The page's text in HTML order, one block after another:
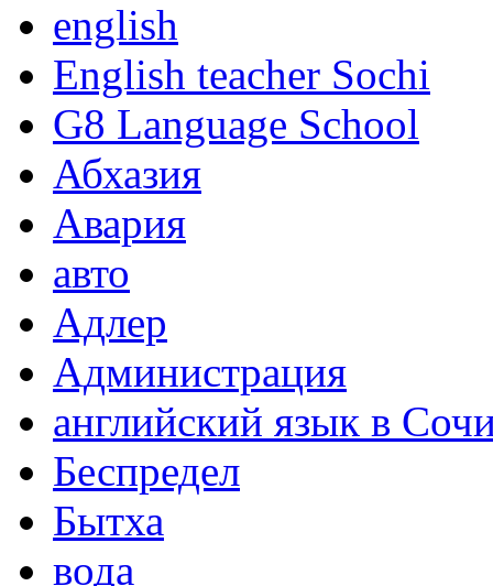
english
English teacher Sochi
G8 Language School
Абхазия
Авария
авто
Адлер
Администрация
английский язык в
Беспредел
Бытха
вода